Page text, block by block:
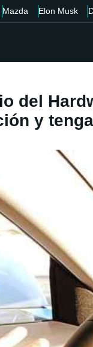
Mazda Elon Musk
del
y